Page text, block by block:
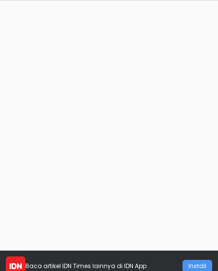
Baca artikel IDN Times lainnya di IDN App Install